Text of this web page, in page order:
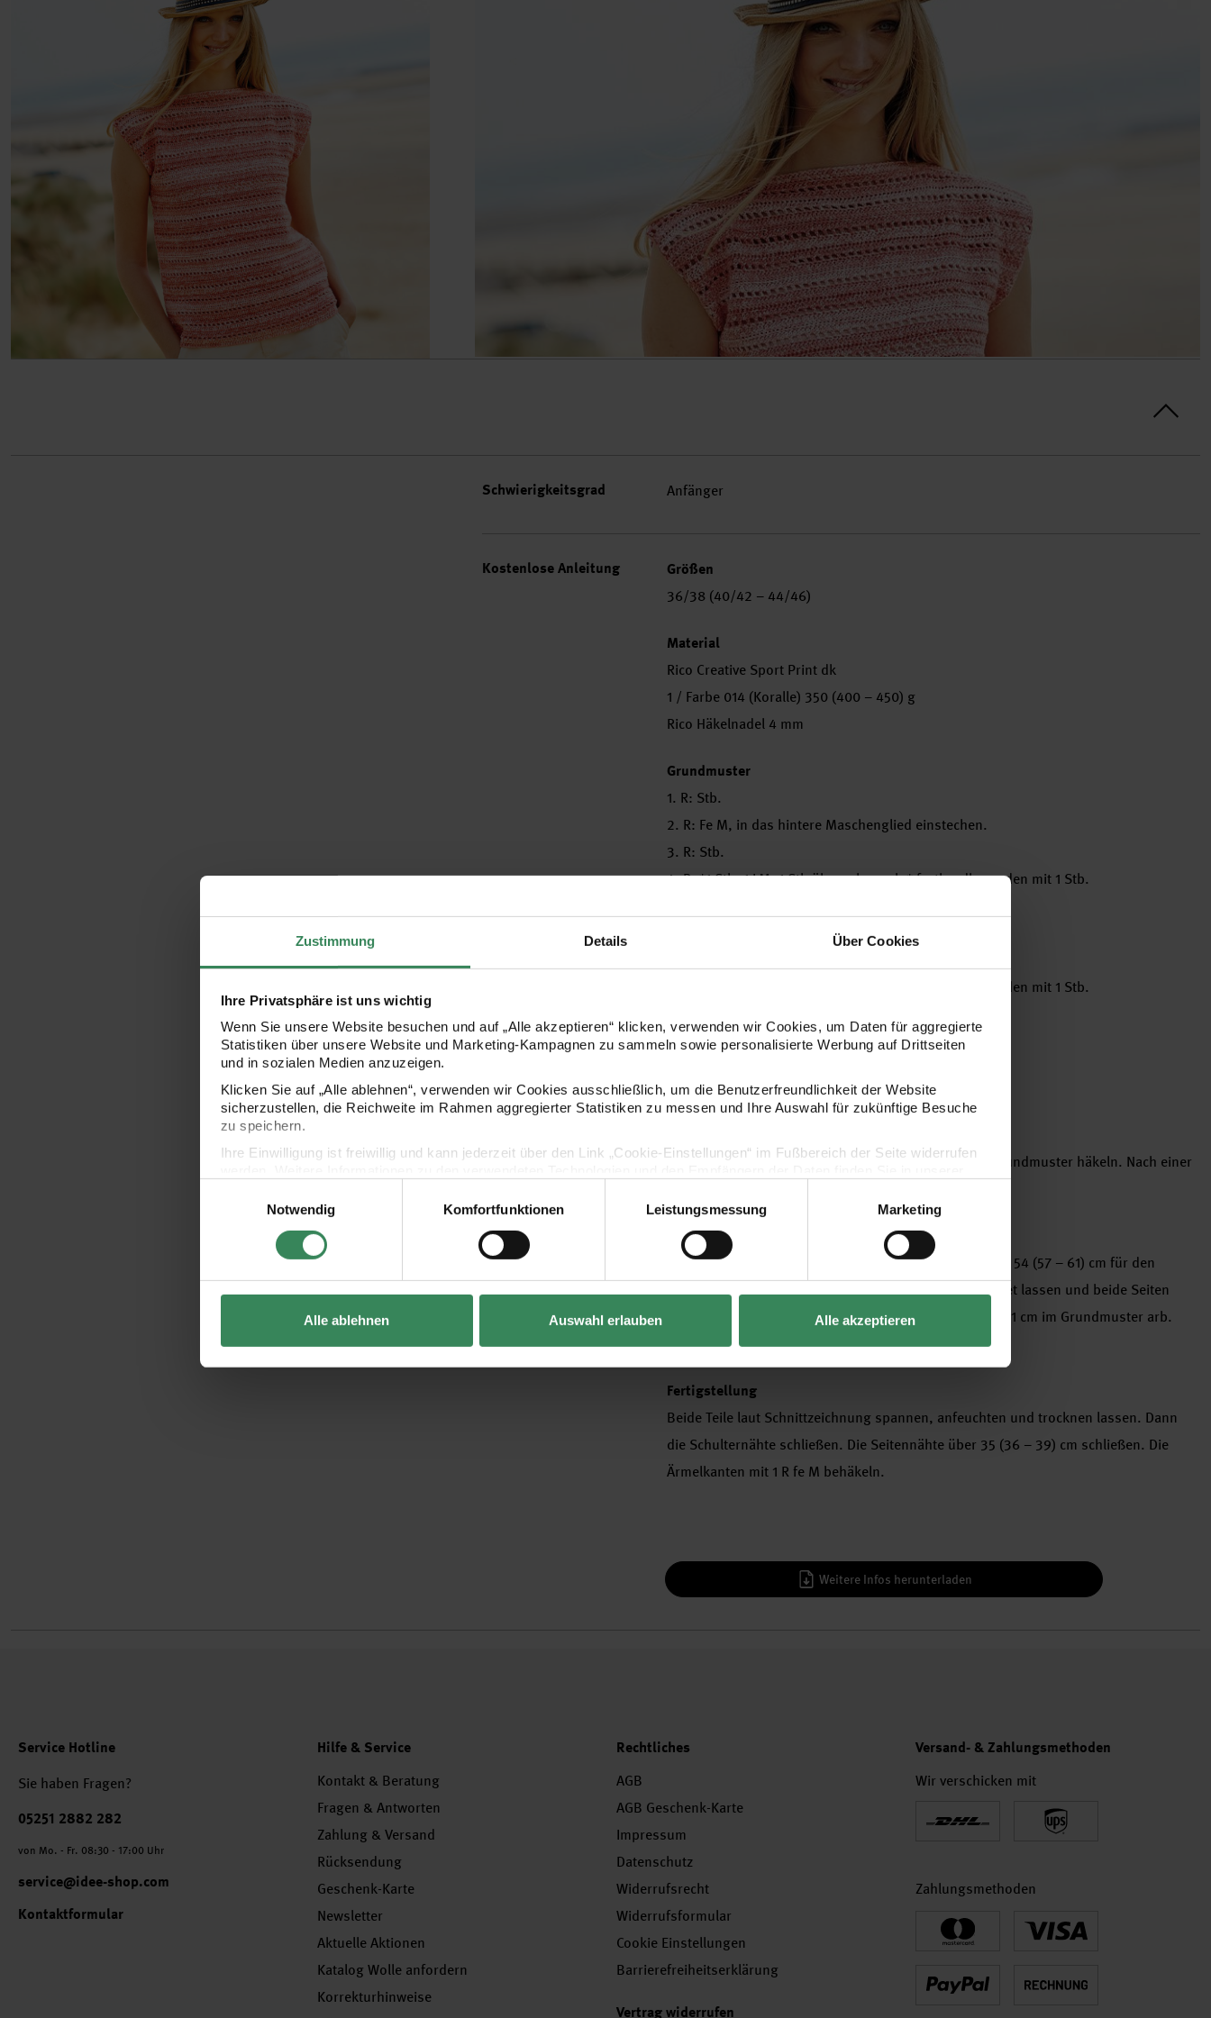
Zustimmung Details Über Cookies
Ihre Privatsphäre ist uns wichtig
Wenn Sie unsere Website besuchen und auf „Alle akzeptieren“ klicken, verwenden wir Cookies, um Daten für aggregierte
Statistiken über unsere Website und Marketing-Kampagnen zu sammeln sowie personalisierte Werbung auf Drittseiten
und in sozialen Medien anzuzeigen.
Klicken Sie auf „Alle ablehnen“, verwenden wir Cookies ausschließlich, um die Benutzerfreundlichkeit der Website
sicherzustellen, die Reichweite im Rahmen aggregierter Statistiken zu messen und Ihre Auswahl für zukünftige Besuche
zu speichern.
Ihre Einwilligung ist freiwillig und kann jederzeit über den Link „Cookie-Einstellungen“ im Fußbereich der Seite widerrufen
Impressum
Datenschutz Vertrag widerrufen
Notwendig
Komfortfunktionen Leistungsmessung Marketing
Alle ablehnen Auswahl erlauben Alle akzeptieren
Schwierigkeitsgrad Anfänger
Kostenlose Anleitung
Größen
36/38 (40/42 – 44/46)
Material
Rico Creative Sport Print dk
1 / Farbe 014 (Koralle) 350 (400 – 450) g
Rico Häkelnadel 4 mm
Grundmuster
1. R: Stb.
2. R: Fe M, in das hintere Maschenglied einstechen.
3. R: Stb.
4. R: *1 Stb, 1 LM, 1 Stb übergehen; ab * fortl. wdh., enden mit 1 Stb.
6. R: Fe M, in das vordere Maschenglied einstechen.
8. R: *1 Stb, 1 LM, 1 Stb übergehen; ab * fortl. wdh., enden mit 1 Stb.
20 M und 12 R = 10 x 10 cm
99 (109 – 121) LM + 2 Wende-LM anschlagen und im Grundmuster häkeln. Nach einer
Vorderteil
Wie das Rückenteil häkeln. Nach einer Gesamthöhe von 54 (57 – 61) cm für den
Halsausschnitt die mittleren 43 (47 – 53) M unbearbeitet lassen und beide Seiten
getrennt beenden. Beidseitig über 28 (31 – 34) M noch 1 cm im Grundmuster arb.
Dann die Arbeit beenden.
Fertigstellung
Beide Teile laut Schnittzeichnung spannen, anfeuchten und trocknen lassen. Dann
die Schulternähte schließen. Die Seitennähte über 35 (36 – 39) cm schließen. Die
Ärmelkanten mit 1 R fe M behäkeln.
Weitere Infos herunterladen
Service Hotline
Sie haben Fragen?
Telefonnummer
05251 2882 282
von Mo. - Fr. 08:30 - 17:00 Uhr
service@idee-shop.com
Kontaktformular
Hilfe & Service
Kontakt & Beratung
Fragen & Antworten
Zahlung & Versand
Rücksendung
Geschenk-Karte
Newsletter
Aktuelle Aktionen
Katalog Wolle anfordern
Korrekturhinweise
Rechtliches
AGB
AGB Geschenk-Karte
Impressum
Datenschutz
Widerrufsrecht
Widerrufsformular
Cookie Einstellungen
Barrierefreiheitserklärung
Vertrag widerrufen
Versand- & Zahlungsmethoden
Wir verschicken mit
Zahlungsmethoden